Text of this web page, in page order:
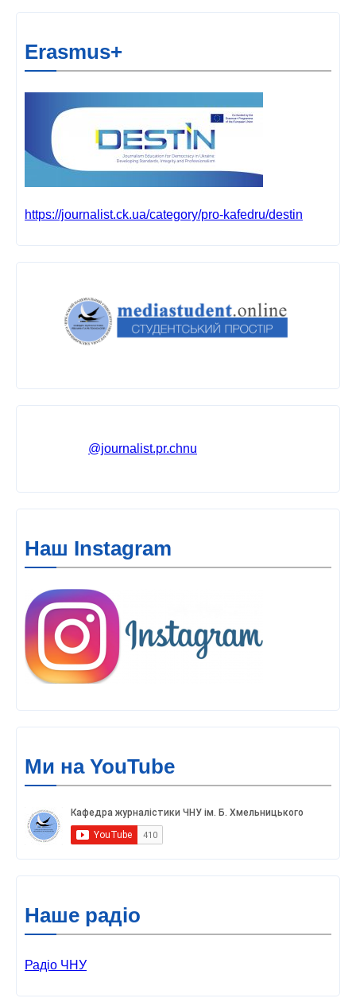
Erasmus+
https://journalist.ck.ua/category/pro-kafedru/destin
@journalist.pr.chnu
Наш Instagram
Ми на YouTube
Наше радіо
Радіо ЧНУ